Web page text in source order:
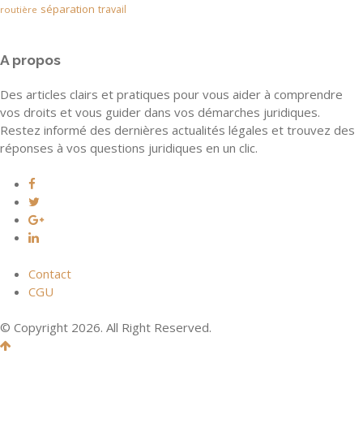
routière séparation travail
A propos
Des articles clairs et pratiques pour vous aider à comprendre
vos droits et vous guider dans vos démarches juridiques.
Restez informé des dernières actualités légales et trouvez des
réponses à vos questions juridiques en un clic.
Contact
CGU
© Copyright 2026. All Right Reserved.